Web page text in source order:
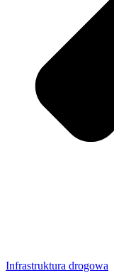
Infrastruktura drogowa